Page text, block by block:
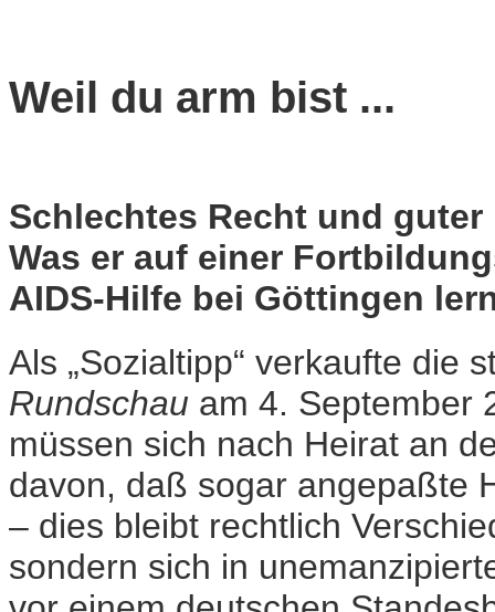
Weil du arm bist ...
Schlechtes Recht und
Was er auf einer
AIDS-Hilfe bei Göttingen
Als „Sozialtipp“ verkaufte die
Rundschau am 4. September
müssen sich nach Heirat an
davon, daß sogar angepaßte
– dies bleibt rechtlich
sondern sich in